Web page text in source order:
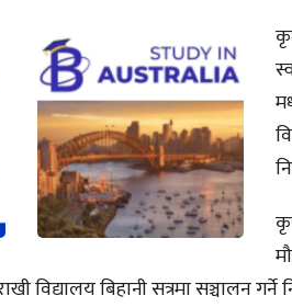
विद्यालय बिहानी सत्रमा सञ्चालन गर्ने